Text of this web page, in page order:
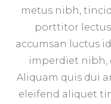
metus nibh,
porttitor
accumsan luctus
imperdiet nibh,
Aliquam quis dui
eleifend aliquet